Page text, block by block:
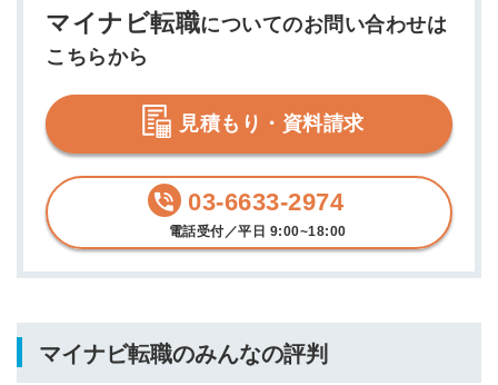
マイナビ転職についてのお問い合わせは
こちらから
見積もり・資料請求
03-6633-2974
電話受付／平日 9:00~18:00
マイナビ転職のみんなの評判